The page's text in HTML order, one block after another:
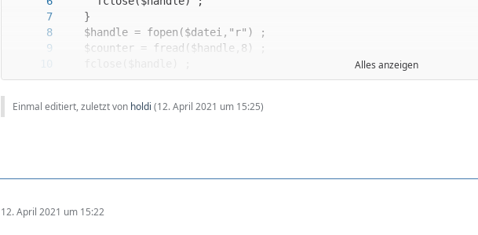
Alles anzeigen
Einmal editiert, zuletzt von holdi (12. April 2021 um 15:25)
12. April 2021 um 15:22